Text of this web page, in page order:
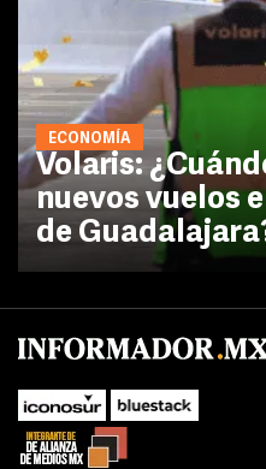
ECONOMÍA
Volaris:
nuevos vuelos
de